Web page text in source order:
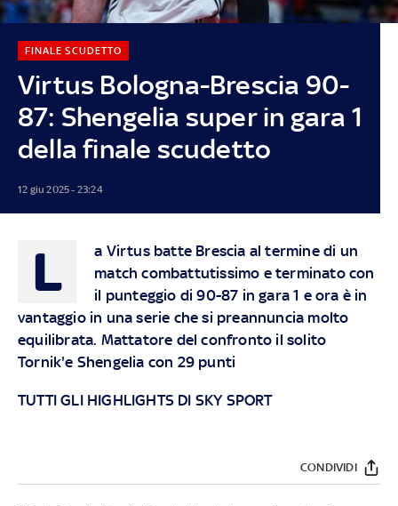
Virtus Bologna-Brescia 90-
87: Shengelia super in gara 1
della finale scudetto
FINALE SCUDETTO
12 giu 2025 - 23:24
L
a Virtus batte Brescia al termine di un
match combattutissimo e terminato con
il punteggio di 90-87 in gara 1 e ora è in
vantaggio in una serie che si preannuncia molto
equilibrata. Mattatore del confronto il solito
Tornik'e Shengelia con 29 punti
TUTTI GLI HIGHLIGHTS DI SKY SPORT
CONDIVIDI